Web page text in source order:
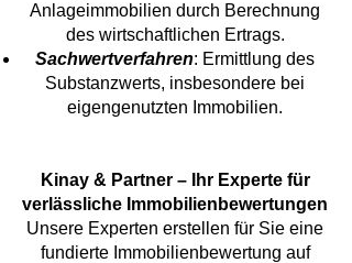
Anlageimmobilien durch Berechnung
des wirtschaftlichen Ertrags.
Sachwertverfahren: Ermittlung des
Substanzwerts, insbesondere bei
eigengenutzten Immobilien.
Kinay & Partner – Ihr Experte für
verlässliche Immobilienbewertungen
Unsere Experten erstellen für Sie eine
fundierte Immobilienbewertung auf